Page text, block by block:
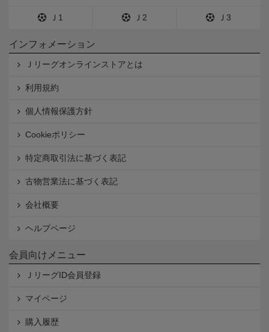
Ｊ1 Ｊ2 Ｊ3
インフォメーション
Ｊリーグオンラインストアとは
利用規約
個人情報保護方針
Cookieポリシー
特定商取引法に基づく表記
古物営業法に基づく表記
会社概要
ヘルプページ
会員向けメニュー
ＪリーグID会員登録
マイページ
購入履歴